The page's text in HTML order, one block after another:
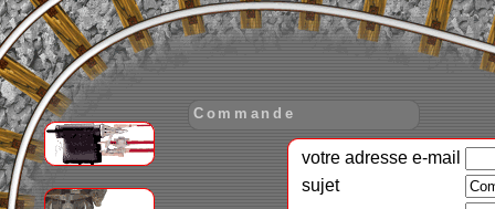
Commande
votre adresse e-mail
sujet